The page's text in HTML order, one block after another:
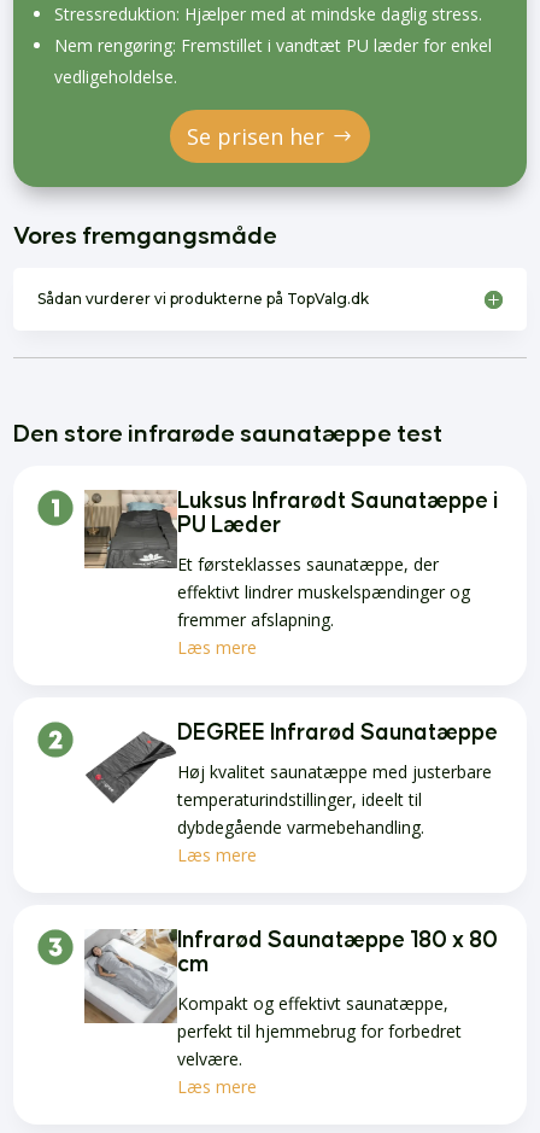
Stressreduktion: Hjælper med at mindske daglig stress.
Nem rengøring: Fremstillet i vandtæt PU læder for enkel
vedligeholdelse.
Se prisen her
Vores fremgangsmåde
Sådan vurderer vi produkterne på TopValg.dk
Den store infrarøde saunatæppe test
Luksus Infrarødt Saunatæppe i
PU Læder
Et førsteklasses saunatæppe, der
effektivt lindrer muskelspændinger og
fremmer afslapning.
Læs mere
DEGREE Infrarød Saunatæppe
Høj kvalitet saunatæppe med justerbare
temperaturindstillinger, ideelt til
dybdegående varmebehandling.
Læs mere
Infrarød Saunatæppe 180 x 80
cm
Kompakt og effektivt saunatæppe,
perfekt til hjemmebrug for forbedret
velvære.
Læs mere